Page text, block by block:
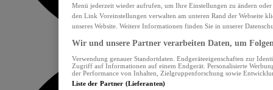
Menü jederzeit wieder aufrufen, um Ihre Einstellungen zu ändern
den Link Voreinstellungen verwalten am unteren Rand der Webseite
unseres Website. Weitere Informationen finden Sie in unserer
Wir und unsere Partner verarbeiten Daten, um
Verwendung genauer Standortdaten. Endgeräteeigenschaften zur
Zugriff auf Informationen auf einem Endgerät. Personalisierte
der Performance von Inhalten, Zielgruppenforschung sowie
Liste der Partner (Lieferanten)